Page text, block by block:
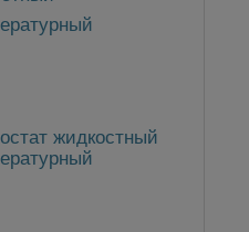
жидкостный